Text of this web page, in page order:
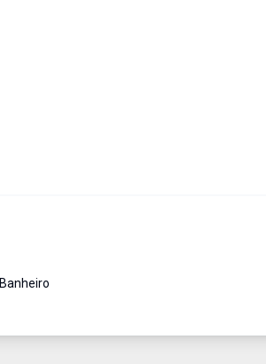
Banheiro